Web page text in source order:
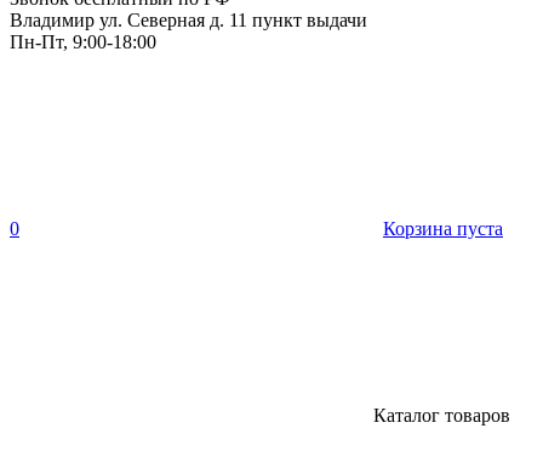
Владимир ул. Северная д. 11 пункт выдачи
Пн-Пт, 9:00-18:00
0 Корзина пуста
Каталог товаров